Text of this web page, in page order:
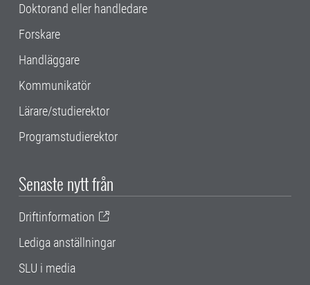
Doktorand eller handledare
Forskare
Handläggare
Kommunikatör
Lärare/studierektor
Programstudierektor
Senaste nytt från
Driftinformation
Lediga anställningar
SLU i media